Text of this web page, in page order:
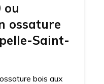
ou
ossature
Saint-
bois aux